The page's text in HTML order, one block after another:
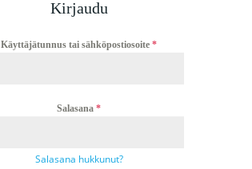
Kirjaudu
Käyttäjätunnus tai sähköpostiosoite*
Salasana*
Salasana hukkunut?